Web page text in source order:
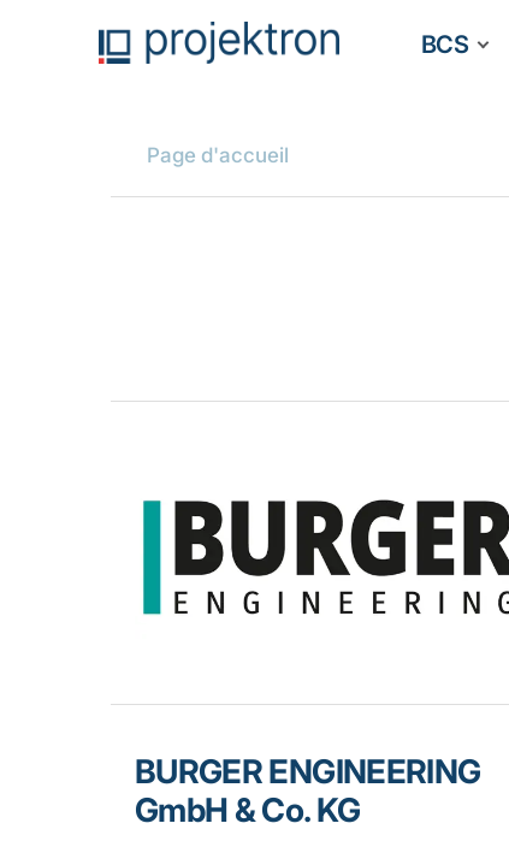
BCS
Page d'accueil
BURGER ENGINEERING
GmbH & Co. KG